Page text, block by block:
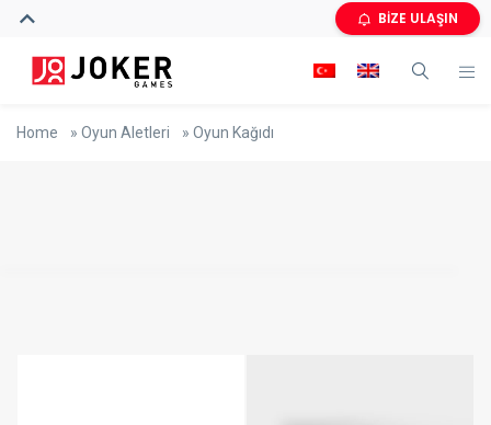
BİZE ULAŞIN
Home » Oyun Aletleri » Oyun Kağıdı